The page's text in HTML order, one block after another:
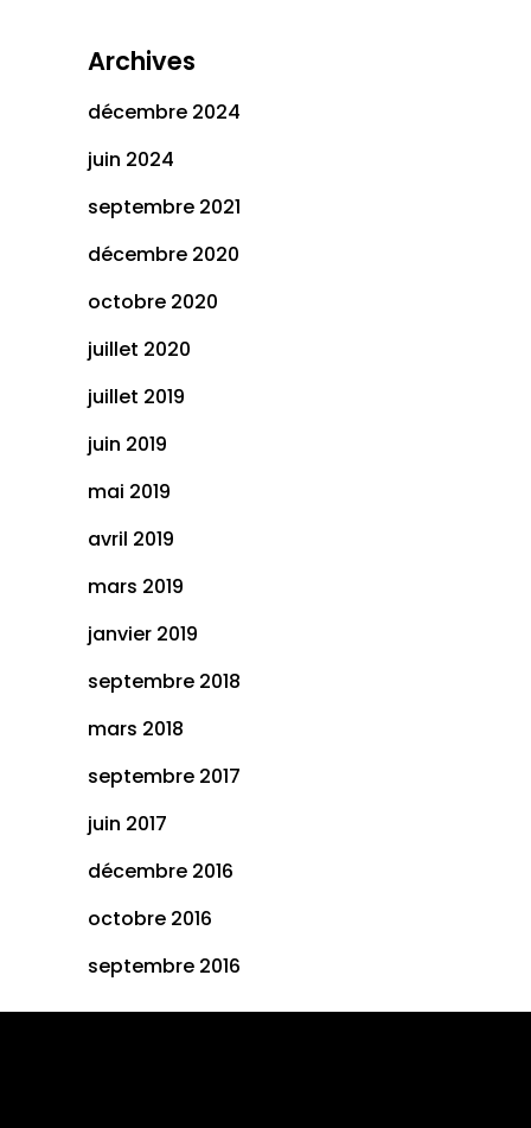
Archives
décembre 2024
juin 2024
septembre 2021
décembre 2020
octobre 2020
juillet 2020
juillet 2019
juin 2019
mai 2019
avril 2019
mars 2019
janvier 2019
septembre 2018
mars 2018
septembre 2017
juin 2017
décembre 2016
octobre 2016
septembre 2016